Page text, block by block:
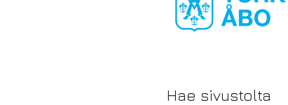
Hae sivustolta